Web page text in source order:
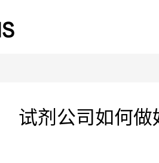
试剂公司如何做